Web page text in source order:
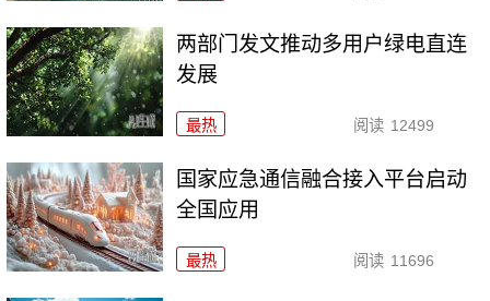
两部门发文推动多用户绿电直连
发展
最热 阅读 12499
国家应急通信融合接入平台启动
全国应用
最热 阅读 11696